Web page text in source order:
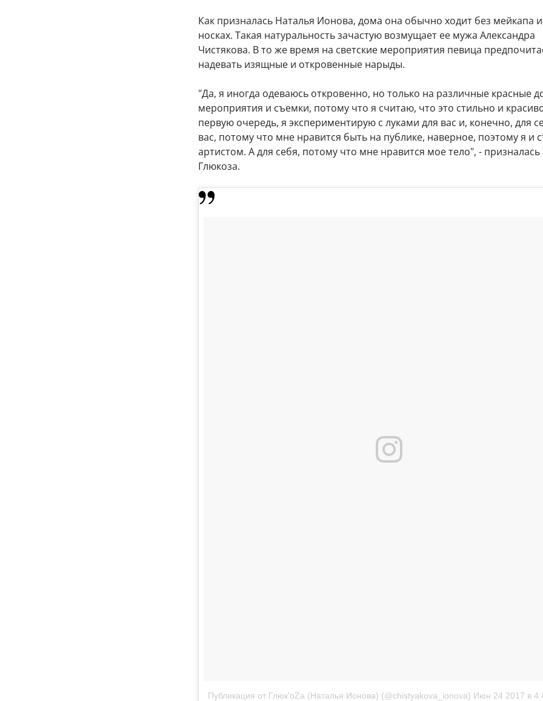
Как призналась Наталья Ионова, дома она обычно ходит без мейкапа
носках. Такая натуральность зачастую возмущает ее мужа Александра
Чистякова. В то же время на светские мероприятия певица
надевать изящные и откровенные нарыды.
"Да, я иногда одеваюсь откровенно, но только на различные красные
мероприятия и съемки, потому что я считаю, что это стильно и
первую очередь, я экспериментирую с луками для вас и, конечно, для
вас, потому что мне нравится быть на публике, наверное, поэтому я и
артистом. А для себя, потому что мне нравится мое тело", - призналась
Глюкоза.
Публикация от Глюк'oZa (Наталья Ионова) (@chistyakova_ionova) Июн 24 2017 в